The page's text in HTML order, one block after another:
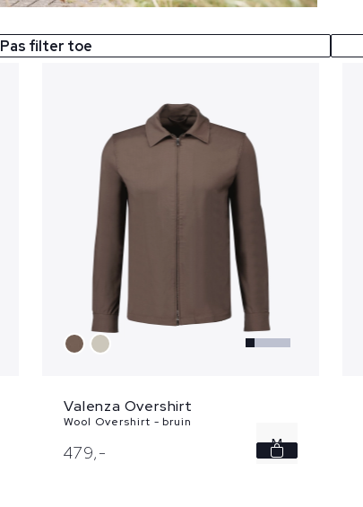
Pas filter toe
Valenza Overshirt
Wool Overshirt - bruin
479,- M